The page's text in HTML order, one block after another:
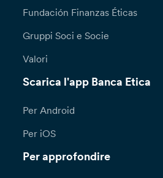
Fundación Finanzas Éticas
Gruppi Soci e Socie
Valori
Scarica l'app Banca Etica
Per Android
Per iOS
Per approfondire